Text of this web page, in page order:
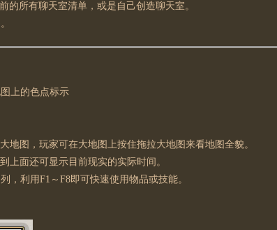
的所有聊天室清单，或是自己创造聊天室。
上的色点标示
图，玩家可在大地图上按住拖拉大地图来看地图全貌。
上面还可显示目前现实的实际时间。
，利用F1～F8即可快速使用物品或技能。